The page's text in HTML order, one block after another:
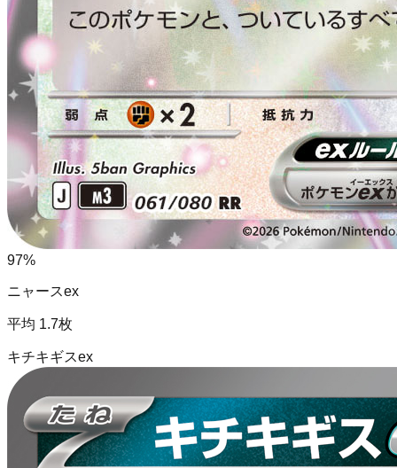
97%
ニャースex
平均 1.7枚
キチキギスex